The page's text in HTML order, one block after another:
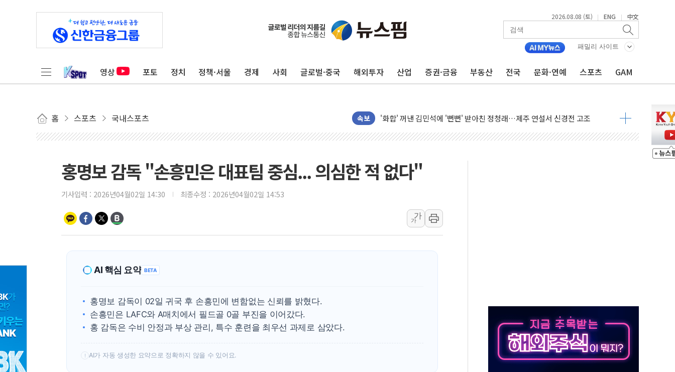
2026.08.08 (토) | ENG | 中文
패밀리 사이트
영상 포토 정치 정책·서울 경제 사회 글로벌·중국 해외투자 산업 증권·금융 부동산 전국 문화·연예 스포츠 GAM
홈 스포츠 국내스포츠 속보
폐기물 수거하다 참변…60대 환경미화원 수거차에 치여 사망
서울 중랑구 주택가서 흉기 난동…60대 남성 2명 숨져
여수 오동도 인근 해상서 모터보트 전복…1명 사망·1명 실종
추미애, '위안부' 피해자 기림의 날 참석..."국제적 시민 연대로 목소리 내야"
인천서 말다툼 중 어머니 흉기 살해 10대 아들 체포
'화합' 꺼낸 김민석에 '뻔뻔' 받아친 정청래…제주 연설서 신경전 고조
동해중부 전 해상 풍랑주의보…10일까지 최대 3.5m 높은 물결
동해시, 11~14일 '별똥별 멍' 운영…페르세우스 유성우 관측
강원 중·남부 동해안 시간당 50mm 이상 폭우…호우경보 발효
청양 밭에서 일하던 90대 숨져…온열질환 여부 조사
폭염에 車 운전면허 기능시험 오전 집중 편성…체감온도 38도 넘으면 중단
홍명보 감독 "손흥민은 대표팀 중심... 의심한 적 없다"
기사입력 : 2026년04월02일 14:30 최종수정 : 2026년04월02일 14:53
가
가
AI 핵심 요약 BETA
홍명보 감독이 02일 귀국 후 손흥민에 변함없는 신뢰를 밝혔다.
손흥민은 LAFC와 A매치에서 필드골 0골 부진을 이어갔다.
홍 감독은 수비 안정과 부상 관리, 특수 훈련을 최우선 과제로 삼았다.
! AI가 자동 생성한 요약으로 정확하지 않을 수 있어요.